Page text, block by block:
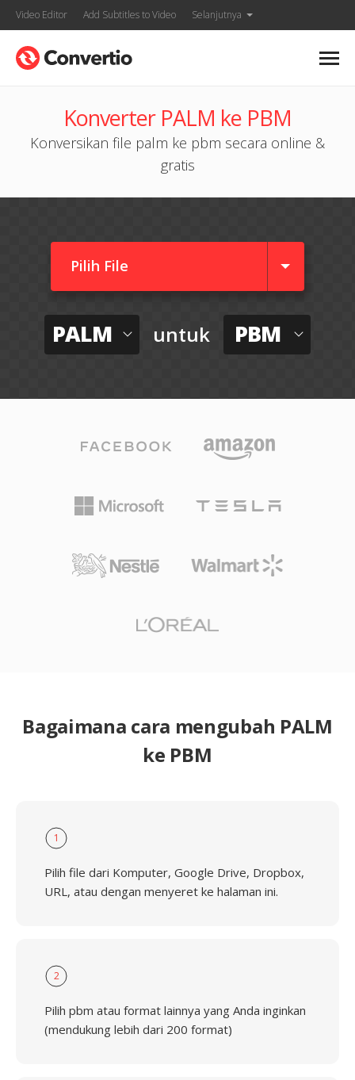
Video Editor Add Subtitles to Video Selanjutnya
Konverter PALM ke PBM
Konversikan file palm ke pbm secara online &
gratis
Pilih File
PALM untuk PBM
Bagaimana cara mengubah PALM
ke PBM
1
Pilih file dari Komputer, Google Drive, Dropbox,
URL, atau dengan menyeret ke halaman ini.
2
Pilih pbm atau format lainnya yang Anda inginkan
(mendukung lebih dari 200 format)